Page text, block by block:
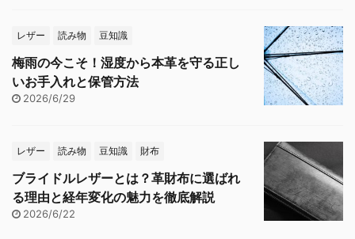
レザー 読み物 豆知識
梅雨の今こそ！湿度から本革を守る正し
いお手入れと保管方法
2026/6/29
レザー 読み物 豆知識 財布
ブライドルレザーとは？革財布に選ばれ
る理由と経年変化の魅力を徹底解説
2026/6/22